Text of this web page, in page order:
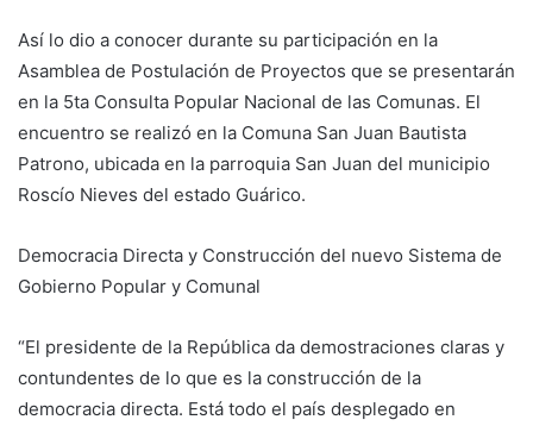
Así lo dio a conocer durante su participación en la
Asamblea de Postulación de Proyectos que se presentarán
en la 5ta Consulta Popular Nacional de las Comunas. El
encuentro se realizó en la Comuna San Juan Bautista
Patrono, ubicada en la parroquia San Juan del municipio
Roscío Nieves del estado Guárico.
Democracia Directa y Construcción del nuevo Sistema de
Gobierno Popular y Comunal
“El presidente de la República da demostraciones claras y
contundentes de lo que es la construcción de la
democracia directa. Está todo el país desplegado en